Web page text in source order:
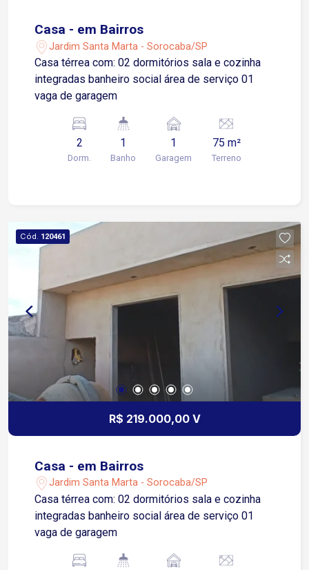
Casa - em Bairros
Jardim Santa Marta - Sorocaba/SP
Casa térrea com: 02 dormitórios sala e cozinha
integradas banheiro social área de serviço 01
vaga de garagem
2
Dorm.
1
Banho
1
Garagem
75 m²
Terreno
Cód. 120461
R$ 219.000,00 V
Casa - em Bairros
Jardim Santa Marta - Sorocaba/SP
Casa térrea com: 02 dormitórios sala e cozinha
integradas banheiro social área de serviço 01
vaga de garagem